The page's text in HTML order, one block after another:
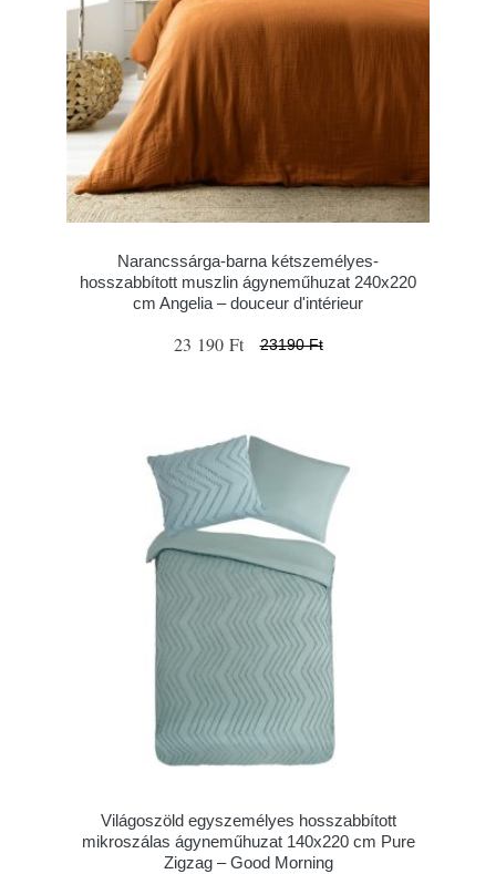
Narancssárga-barna kétszemélyes-
hosszabbított muszlin ágyneműhuzat 240x220
cm Angelia – douceur d'intérieur
23 190 Ft 23190 Ft
Világoszöld egyszemélyes hosszabbított
mikroszálas ágyneműhuzat 140x220 cm Pure
Zigzag – Good Morning